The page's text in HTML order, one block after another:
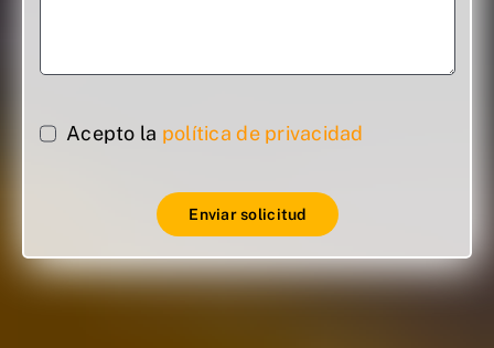
Acepto la política de privacidad
Enviar solicitud